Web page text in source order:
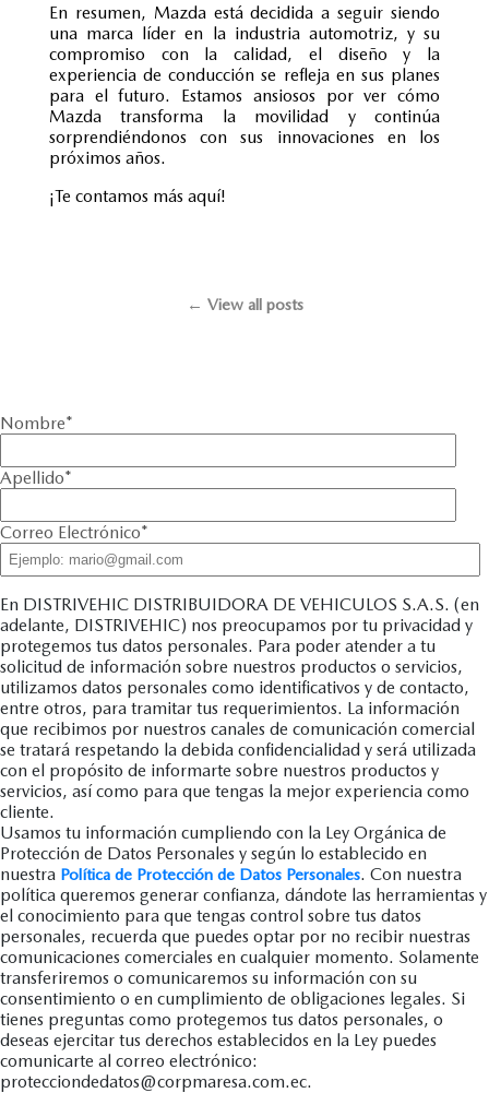
En resumen, Mazda está decidida a seguir siendo
una marca líder en la industria automotriz, y su
compromiso con la calidad, el diseño y la
experiencia de conducción se refleja en sus planes
para el futuro. Estamos ansiosos por ver cómo
Mazda transforma la movilidad y continúa
sorprendiéndonos con sus innovaciones en los
próximos años.
¡Te contamos más aquí!
← View all posts
Nombre*
Apellido*
Correo Electrónico*
En DISTRIVEHIC DISTRIBUIDORA DE VEHICULOS S.A.S. (en
adelante, DISTRIVEHIC) nos preocupamos por tu privacidad y
protegemos tus datos personales. Para poder atender a tu
solicitud de información sobre nuestros productos o servicios,
utilizamos datos personales como identificativos y de contacto,
entre otros, para tramitar tus requerimientos. La información
que recibimos por nuestros canales de comunicación comercial
se tratará respetando la debida confidencialidad y será utilizada
con el propósito de informarte sobre nuestros productos y
servicios, así como para que tengas la mejor experiencia como
cliente.
Usamos tu información cumpliendo con la Ley Orgánica de
Protección de Datos Personales y según lo establecido en
nuestra Política de Protección de Datos Personales. Con nuestra
política queremos generar confianza, dándote las herramientas y
el conocimiento para que tengas control sobre tus datos
personales, recuerda que puedes optar por no recibir nuestras
comunicaciones comerciales en cualquier momento. Solamente
transferiremos o comunicaremos su información con su
consentimiento o en cumplimiento de obligaciones legales. Si
tienes preguntas como protegemos tus datos personales, o
deseas ejercitar tus derechos establecidos en la Ley puedes
comunicarte al correo electrónico:
protecciondedatos@corpmaresa.com.ec.